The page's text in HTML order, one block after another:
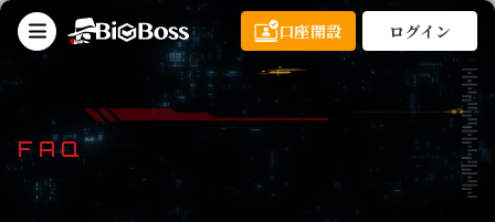
口座開設 ログイン
FAQ